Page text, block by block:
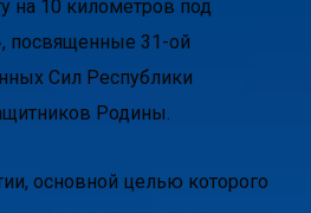
на 10 километров под
посвященные 31-ой
Сил Республики
Родины.
основной целью которого